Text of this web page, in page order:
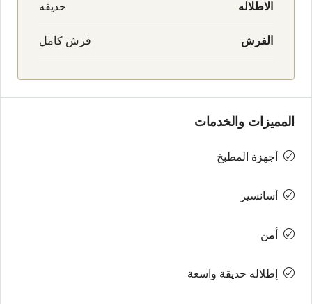
الاطلاله حديقه
الفرش فرش كامل
المميزات والخدمات
أجهزة المطبخ
أسانسير
أمن
إطلاله حديقة واسعة